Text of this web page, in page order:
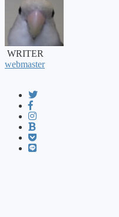
WRITER
webmaster